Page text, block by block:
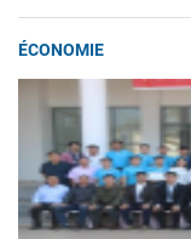
ÉCONOMIE